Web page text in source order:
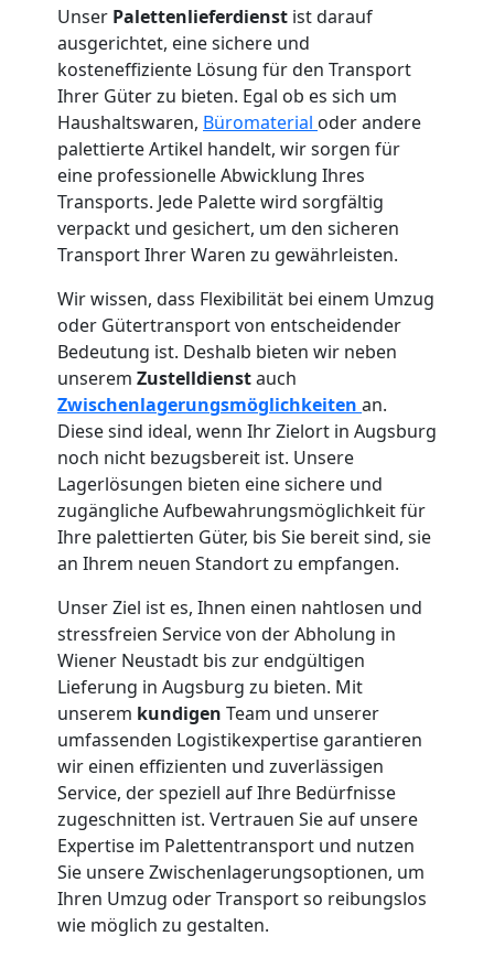
Unser Palettenlieferdienst ist darauf
ausgerichtet, eine sichere und
kosteneffiziente Lösung für den Transport
Ihrer Güter zu bieten. Egal ob es sich um
Haushaltswaren, Büromaterial oder andere
palettierte Artikel handelt, wir sorgen für
eine professionelle Abwicklung Ihres
Transports. Jede Palette wird sorgfältig
verpackt und gesichert, um den sicheren
Transport Ihrer Waren zu gewährleisten.
Wir wissen, dass Flexibilität bei einem Umzug
oder Gütertransport von entscheidender
Bedeutung ist. Deshalb bieten wir neben
unserem Zustelldienstauch
Zwischenlagerungsmöglichkeiten an.
Diese sind ideal, wenn Ihr Zielort in Augsburg
noch nicht bezugsbereit ist. Unsere
Lagerlösungen bieten eine sichere und
zugängliche Aufbewahrungsmöglichkeit für
Ihre palettierten Güter, bis Sie bereit sind, sie
an Ihrem neuen Standort zu empfangen.
Unser Ziel ist es, Ihnen einen nahtlosen und
stressfreien Service von der Abholung in
Wiener Neustadt bis zur endgültigen
Lieferung in Augsburg zu bieten. Mit
unserem kundigen Team und unserer
umfassenden Logistikexpertise garantieren
wir einen effizienten und zuverlässigen
Service, der speziell auf Ihre Bedürfnisse
zugeschnitten ist. Vertrauen Sie auf unsere
Expertise im Palettentransport und nutzen
Sie unsere Zwischenlagerungsoptionen, um
Ihren Umzug oder Transport so reibungslos
wie möglich zu gestalten.
Umzug
Wiener
Neustadt
Qualitäts-
Umzüge
Wiener
Neustadt
Vereinsumzug
Wiener
Neustadt
Anfrage
Möbeltransport
National
Möbeltransport
International